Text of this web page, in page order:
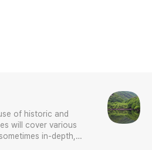
of historic and
will cover various
in-depth,